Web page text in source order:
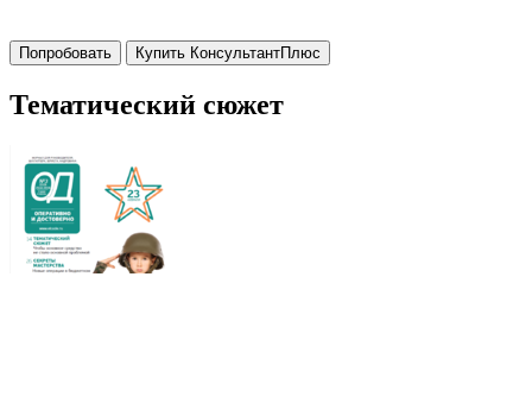
Попробовать Купить КонсультантПлюс
Тематический сюжет